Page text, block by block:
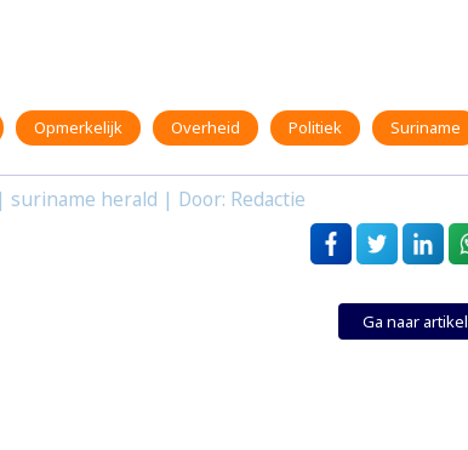
Opmerkelijk Overheid Politiek Suriname
| suriname herald | Door: Redactie
Ga naar artikel